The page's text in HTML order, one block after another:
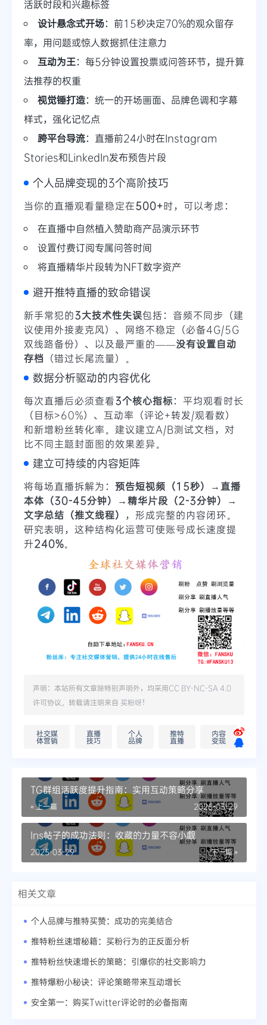
活跃时段和兴趣标签
设计悬念式开场：前15秒决定70%的观众留存
率，用问题或惊人数据抓住注意力
互动为王：每5分钟设置投票或问答环节，提升算
法推荐的权重
视觉锤打造：统一的开场画面、品牌色调和字幕
样式，强化记忆点
跨平台导流：直播前24小时在Instagram
Stories和LinkedIn发布预告片段
个人品牌变现的3个高阶技巧
当你的直播观看量稳定在500+时，可以考虑：
在直播中自然植入赞助商产品演示环节
设置付费订阅专属问答时间
将直播精华片段转为NFT数字资产
避开推特直播的致命错误
新手常犯的3大技术性失误包括：音频不同步（建
议使用外接麦克风）、网络不稳定（必备4G/5G
双线路备份）、以及最严重的——没有设置自动
存档 （错过长尾流量）。
数据分析驱动的内容优化
每次直播后必须查看3个核心指标：平均观看时长
（目标>60%）、互动率（评论+转发/观看数）
和新增粉丝转化率。建议建立A/B测试文档，对
比不同主题封面图的效果差异。
建立可持续的内容矩阵
将每场直播拆解为： 预告短视频（15秒）→直播
本体（30-45分钟）→精华片段（2-3分钟）→
文字总结（推文线程） ，形成完整的内容闭环。
研究表明，这种结构化运营可使账号成长速度提
升240%。
声明：本站所有文章除特别声明外，均采用CC BY-NC-SA 4.0
许可协议。转载请注明来自 买粉呀！
社交媒
体营销
直播
技巧
个人
品牌
推特
直播
内容
变现
TG群组活跃度提升指南：实用互动策略分享
« 上一篇 2025-03-29
Ins帖子的成功法则：收藏的力量不容小觑
下一篇 »
2025-03-29
相关文章
个人品牌与推特买赞：成功的完美结合
推特粉丝速增秘籍：买粉行为的正反面分析
推特粉丝快速增长的策略：引爆你的社交影响力
推特爆粉小秘诀：评论策略带来互动增长
安全第一：购买Twitter评论时的必备指南